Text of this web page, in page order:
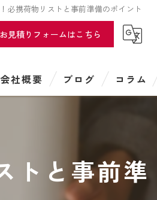
必携荷物リストと事前準備のポイント
見積りフォームはこちら
会社概要 ブログ コラム
トと事前準